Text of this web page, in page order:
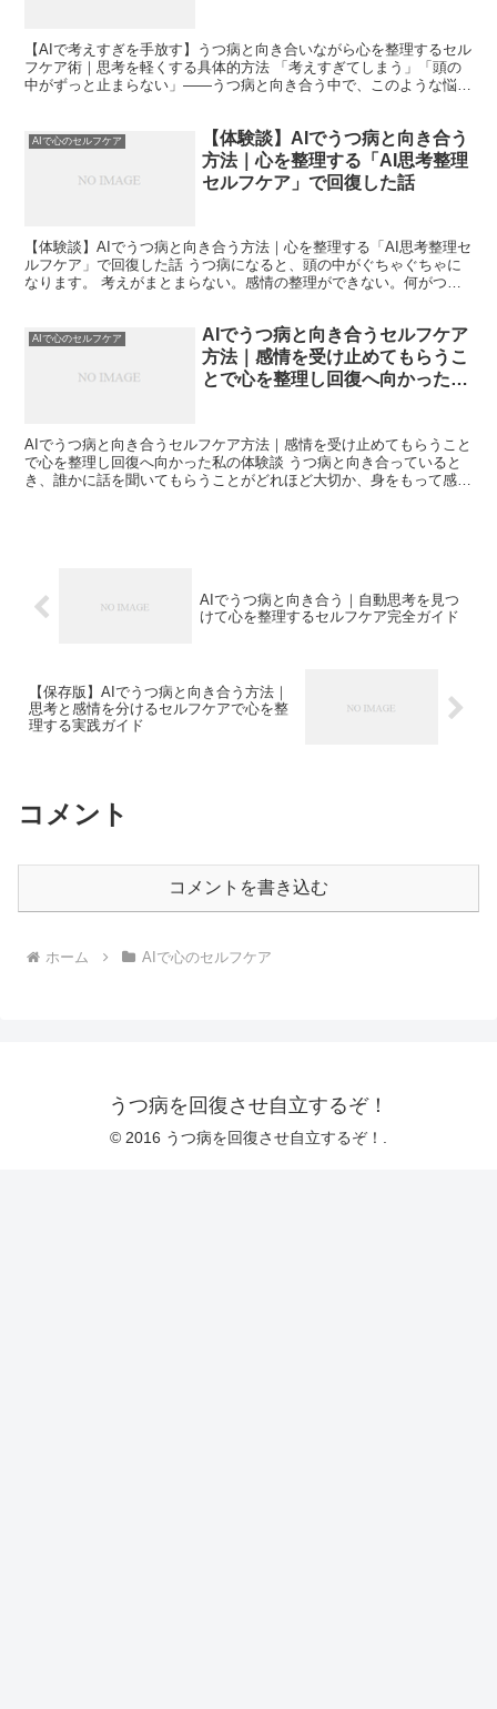
【AIで考えすぎを手放す】うつ病と向き合いながら心を整理するセル
フケア術｜思考を軽くする具体的方法 「考えすぎてしまう」「頭の
中がずっと止まらない」——うつ病と向き合う中で、このような悩み
AIで心のセルフケア
【体験談】AIでうつ病と向き合う
方法｜心を整理する「AI思考整理
セルフケア」で回復した話
【体験談】AIでうつ病と向き合う方法｜心を整理する「AI思考整理セ
ルフケア」で回復した話 うつ病になると、頭の中がぐちゃぐちゃに
なります。 考えがまとまらない。感情の整理ができない。何がつら
AIで心のセルフケア
AIでうつ病と向き合うセルフケア
方法｜感情を受け止めてもらうこ
とで心を整理し回復へ向かった私
AIでうつ病と向き合うセルフケア方法｜感情を受け止めてもらうこと
で心を整理し回復へ向かった私の体験談 うつ病と向き合っていると
き、誰かに話を聞いてもらうことがどれほど大切か、身をもって感じ
AIでうつ病と向き合う｜自動思考を見つ
けて心を整理するセルフケア完全ガイド
【保存版】AIでうつ病と向き合う方法｜
思考と感情を分けるセルフケアで心を整
理する実践ガイド
コメント
コメントを書き込む
ホーム AIで心のセルフケア
うつ病を回復させ自立するぞ！
© 2016 うつ病を回復させ自立するぞ！.